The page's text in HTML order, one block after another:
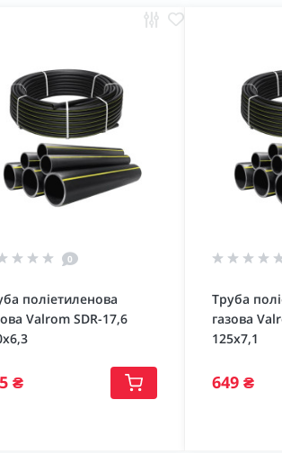
0
поліетиленова
Valrom SDR-17,6
₴
Труба
газова
125х7,1
649 ₴